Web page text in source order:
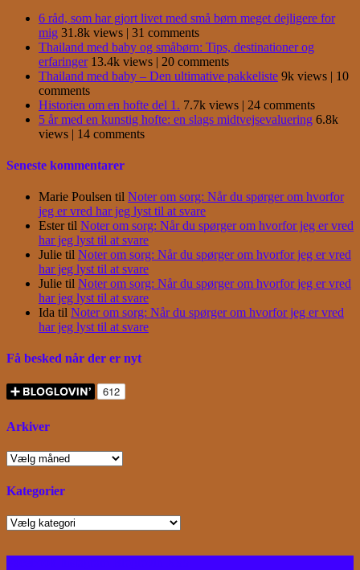
6 råd, som har gjort livet med små børn meget dejligere for
mig 31.8k views | 31 comments
Thailand med baby og småbørn: Tips, destinationer og
erfaringer 13.4k views | 20 comments
Thailand med baby – Den ultimative pakkeliste 9k views | 10
comments
Historien om en hofte del 1. 7.7k views | 24 comments
5 år med en kunstig hofte: en slags midtvejsevaluering 6.8k
views | 14 comments
Seneste kommentarer
Marie Poulsen til Noter om sorg: Når du spørger om hvorfor
jeg er vred har jeg lyst til at svare
Estertil Noter om sorg: Når du spørger om hvorfor jeg er vred
har jeg lyst til at svare
Julie til Noter om sorg: Når du spørger om hvorfor jeg er vred
har jeg lyst til at svare
Julie til Noter om sorg: Når du spørger om hvorfor jeg er vred
har jeg lyst til at svare
Ida til Noter om sorg: Når du spørger om hvorfor jeg er vred
har jeg lyst til at svare
Få besked når der er nyt
Arkiver
Arkiver
Kategorier
Kategorier